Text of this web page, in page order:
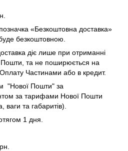
«Безкоштовна доставка»
безкоштовною.
діє лише при отриманні
Пошти, та не поширюється на
Частинами або в кредит.
"Нової Пошти" за
за тарифами Нової Пошти
ваги та габаритів).
1 дня.